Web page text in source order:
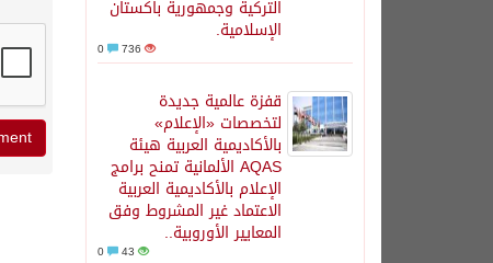
التركية وجمهورية باكستان
الإسلامية.
736
قفزة عالمية جديدة
لتخصصات «الإعلام»
بالأكاديمية العربية هيئة
AQAS الألمانية تمنح برامج
الإعلام بالأكاديمية العربية
الاعتماد غير المشروط وفق
المعايير الأوروبية..
43